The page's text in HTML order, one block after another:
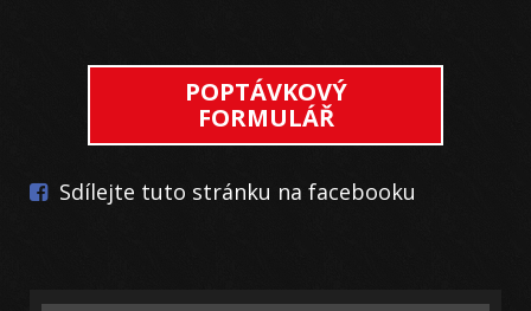
POPTÁVKOVÝ
FORMULÁŘ
Sdílejte tuto stránku na facebooku